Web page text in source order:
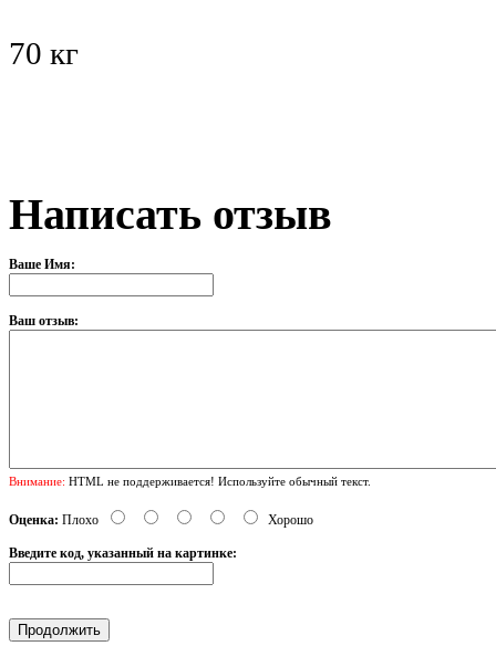
70 кг
Написать отзыв
Ваше Имя:
Ваш отзыв:
Внимание: HTML не поддерживается! Используйте обычный текст.
Оценка: Плохо Хорошо
Введите код, указанный на картинке: